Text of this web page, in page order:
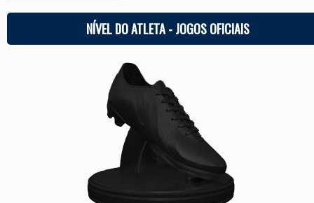
NÍVEL DO ATLETA - JOGOS OFICIAIS